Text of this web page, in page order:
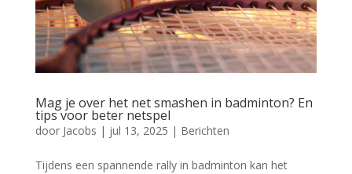
Mag je over het net smashen in badminton? En
tips voor beter netspel
door Jacobs | jul 13, 2025 | Berichten
Tijdens een spannende rally in badminton kan het